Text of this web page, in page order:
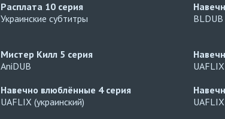
Расплата 10 серия
Украинские субтитры
BLDUB
Мистер Килл 5 серия
AniDUB
Навечно влюблённые 4 серия
UAFLIX (украинский)